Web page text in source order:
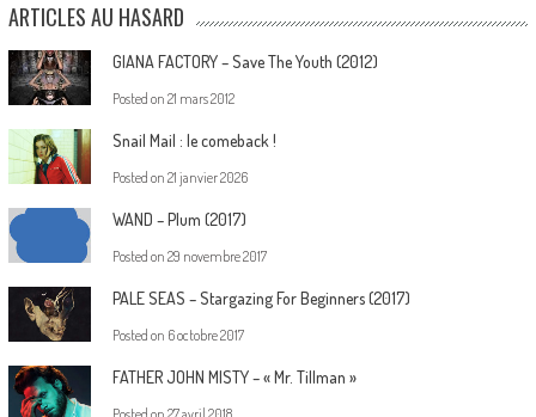
ARTICLES AU HASARD
GIANA FACTORY – Save The Youth (2012)
Posted on 21 mars 2012
Snail Mail : le comeback !
Posted on 21 janvier 2026
WAND – Plum (2017)
Posted on 29 novembre 2017
PALE SEAS – Stargazing For Beginners (2017)
Posted on 6 octobre 2017
FATHER JOHN MISTY – « Mr. Tillman »